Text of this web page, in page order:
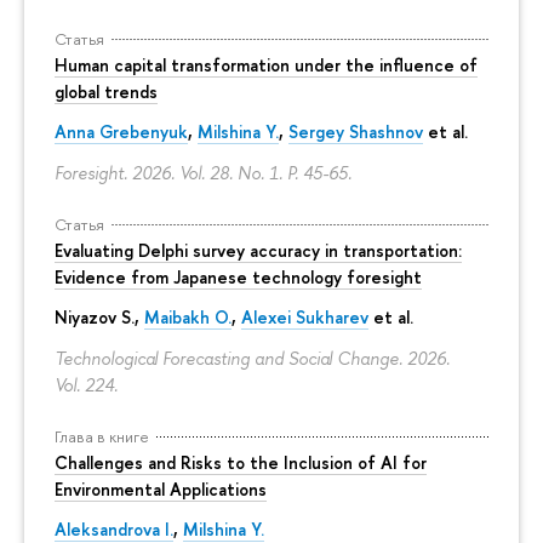
Статья
Human capital transformation under the influence of
global trends
Anna Grebenyuk, Milshina Y., Sergey Shashnov et al.
Foresight. 2026. Vol. 28. No. 1. P. 45-65.
Статья
Evaluating Delphi survey accuracy in transportation:
Evidence from Japanese technology foresight
Niyazov S., Maibakh O., Alexei Sukharev et al.
Technological Forecasting and Social Change. 2026.
Vol. 224.
Глава в книге
Challenges and Risks to the Inclusion of AI for
Environmental Applications
Aleksandrova I., Milshina Y.